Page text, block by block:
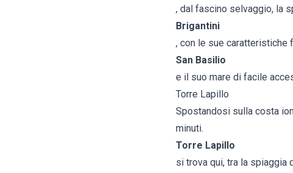
, dal fascino selvaggio, la
Brigantini
, con le sue caratteristiche
San Basilio
e il suo mare di facile
Torre Lapillo
Spostandosi sulla costa
minuti.
Torre Lapillo
si trova qui, tra la spiaggia